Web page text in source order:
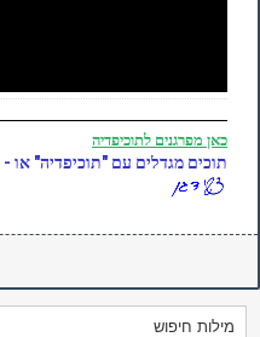
כאן מפרגנים לתוכיפדיה
תוכים מגדלים עם "תוכיפדיה" או